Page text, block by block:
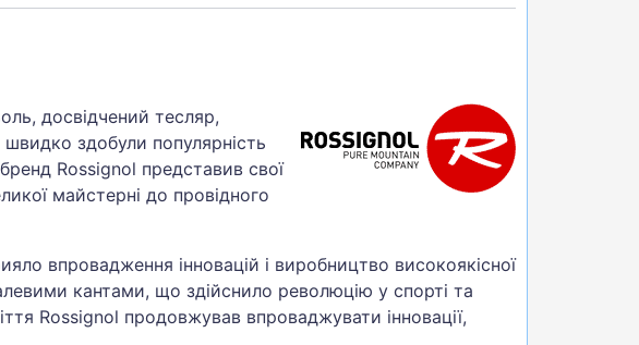
досвідчений тесляр,
здобули популярність
Rossignol представив свої
майстерні до провідного
впровадження інновацій і виробництво високоякісної
кантами, що здійснило революцію у спорті та
Rossignol продовжував впроваджувати інновації,